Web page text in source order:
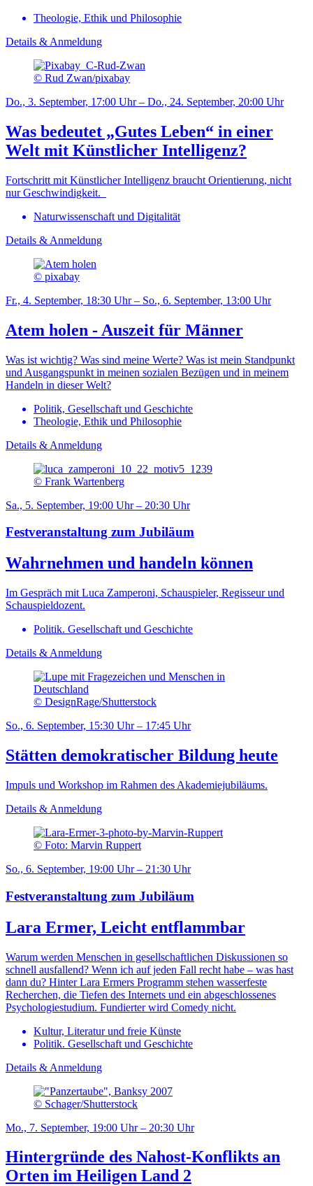
Theologie, Ethik und Philosophie
Details & Anmeldung
© Rud Zwan/pixabay
Do., 3. September, 17:00 Uhr – Do., 24. September, 20:00 Uhr
Was bedeutet „Gutes Leben“ in einer
Welt mit Künstlicher Intelligenz?
Fortschritt mit Künstlicher Intelligenz braucht Orientierung, nicht
nur Geschwindigkeit.
Naturwissenschaft und Digitalität
Details & Anmeldung
© pixabay
Fr., 4. September, 18:30 Uhr – So., 6. September, 13:00 Uhr
Atem holen - Auszeit für Männer
Was ist wichtig? Was sind meine Werte? Was ist mein Standpunkt
und Ausgangspunkt in meinen sozialen Bezügen und in meinem
Handeln in dieser Welt?
Politik, Gesellschaft und Geschichte
Theologie, Ethik und Philosophie
Details & Anmeldung
© Frank Wartenberg
Sa., 5. September, 19:00 Uhr – 20:30 Uhr
Festveranstaltung zum Jubiläum
Wahrnehmen und handeln können
Im Gespräch mit Luca Zamperoni, Schauspieler, Regisseur und
Schauspieldozent.
Politik. Gesellschaft und Geschichte
Details & Anmeldung
© DesignRage/Shutterstock
So., 6. September, 15:30 Uhr – 17:45 Uhr
Stätten demokratischer Bildung heute
Impuls und Workshop im Rahmen des Akademiejubiläums.
Details & Anmeldung
© Foto: Marvin Ruppert
So., 6. September, 19:00 Uhr – 21:30 Uhr
Festveranstaltung zum Jubiläum
Lara Ermer, Leicht entflammbar
Warum werden Menschen in gesellschaftlichen Diskussionen so
schnell ausfallend? Wenn ich auf jeden Fall recht habe – was hast
dann du? Hinter Lara Ermers Programm stehen wasserfeste
Recherchen, die Tiefen des Internets und ein abgeschlossenes
Psychologiestudium. Fundierter wird Comedy nicht.
Kultur, Literatur und freie Künste
Politik. Gesellschaft und Geschichte
Details & Anmeldung
© Schager/Shutterstock
Mo., 7. September, 19:00 Uhr – 20:30 Uhr
Hintergründe des Nahost-Konflikts an
Orten im Heiligen Land 2